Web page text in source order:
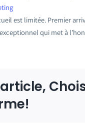
est limitée. Premier
qui met à